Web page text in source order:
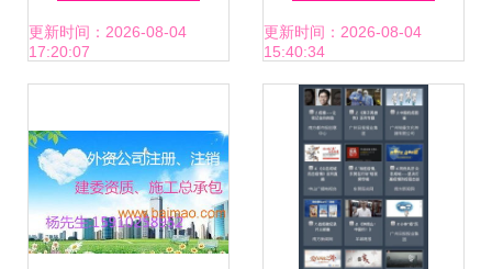
大原则
更新时间：2026-08-04
17:20:07
文化赛道的关键一
步
更新时间：2026-08-04
15:40:34